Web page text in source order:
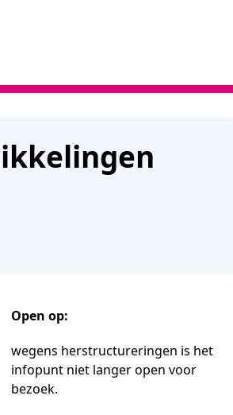
Open op:
wegens herstructureringen is het
infopunt niet langer open voor
bezoek.